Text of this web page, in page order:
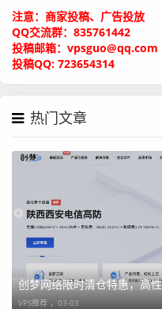
4核 4G
80
G
M
注意：商家投稿、广告投放
QQ交流群：835761442
投稿邮箱：vpsguo@qq.com
投稿QQ: 723654314
热门文章
创梦网络限时清仓特惠，高
VPS推荐 ， 03-03